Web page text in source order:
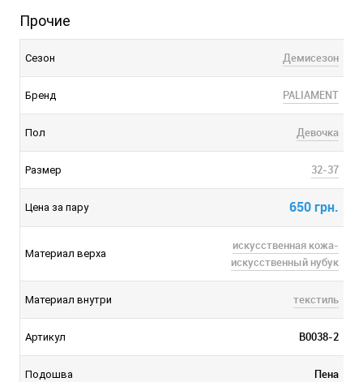
Прочие
Сезон Демисезон
Бренд PALIAMENT
Пол Девочка
Размер 32-37
Цена за пару 650 грн.
Материал верха
искусственная кожа-
искусственный нубук
Материал внутри текстиль
Артикул B0038-2
Подошва Пена